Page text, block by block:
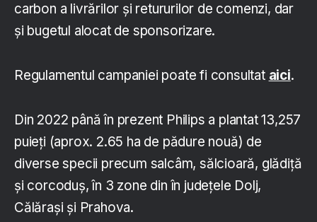
carbon a livrărilor și retururilor de comenzi, dar
și bugetul alocat de sponsorizare.
Regulamentul campaniei poate fi consultat aici.
Din 2022 până în prezent Philips a plantat 13,257
puieți (aprox. 2.65 ha de pădure nouă) de
diverse specii precum salcâm, sălcioară, glădiță
și corcoduș, în 3 zone din în județele Dolj,
Călărași și Prahova.